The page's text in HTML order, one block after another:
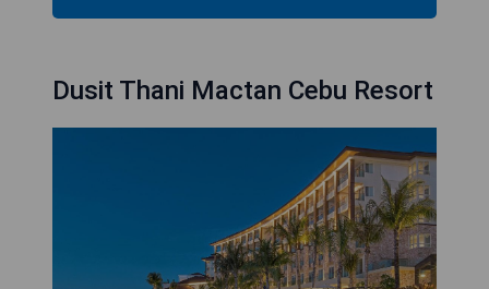
Dusit Thani Mactan Cebu Resort